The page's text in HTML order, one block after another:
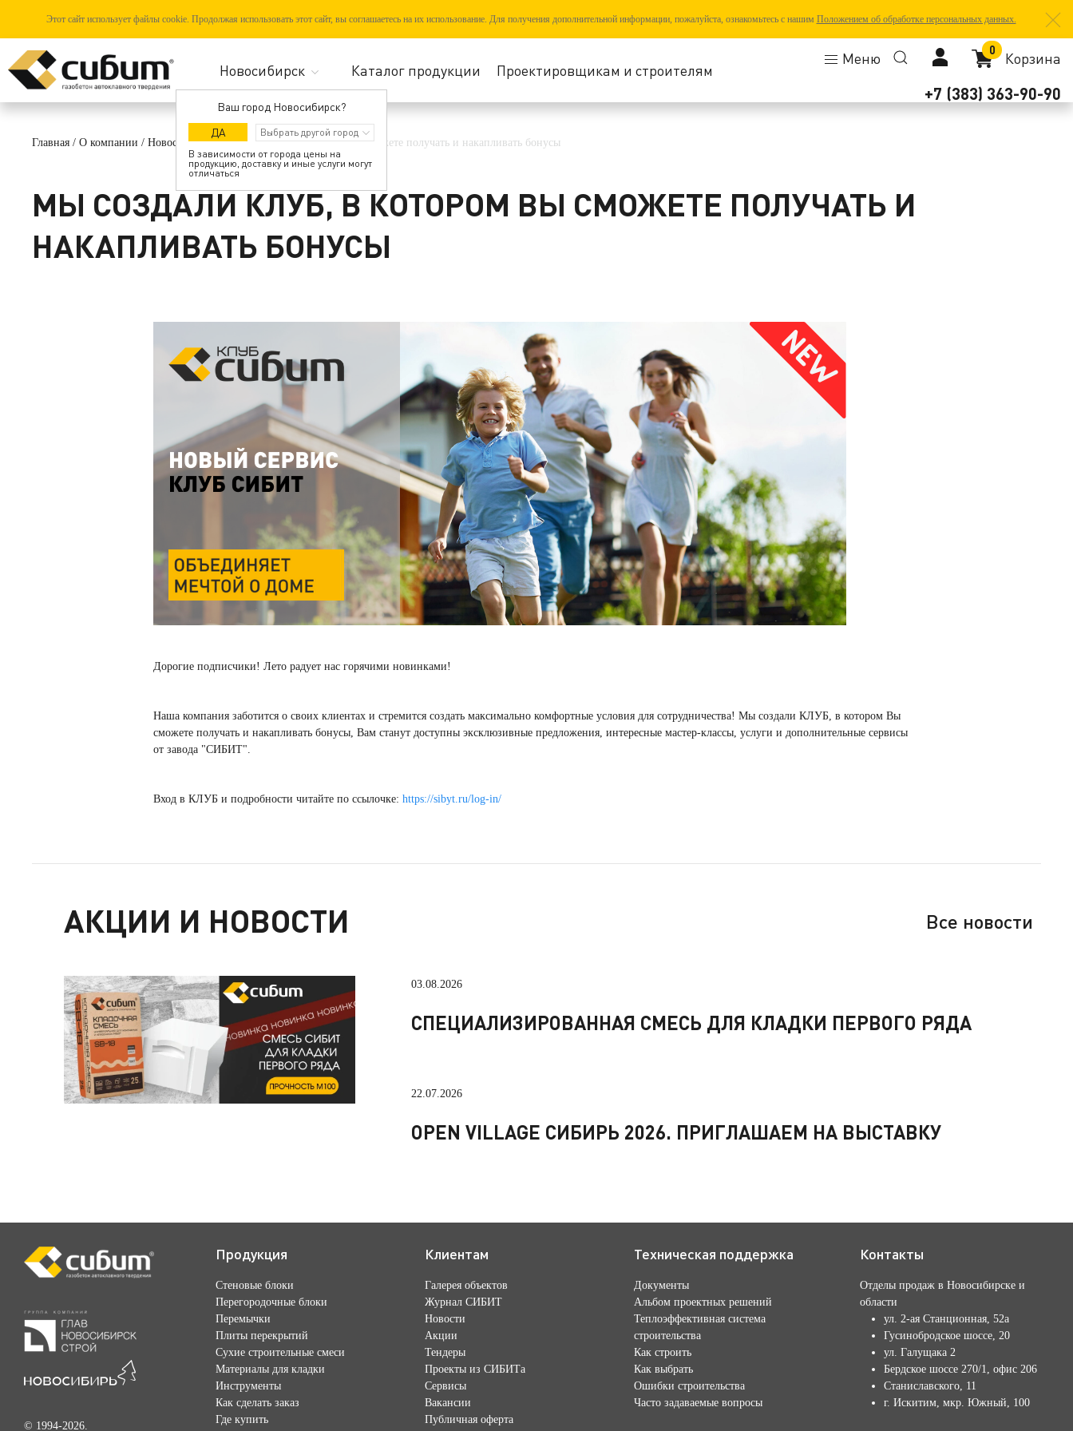
Этот сайт использует файлы cookie. Продолжая использовать этот сайт, вы соглашаетесь на их использование. Для получения дополнительной информации, пожалуйста, ознакомьтесь с нашим Положением об обработке персональных данных.
Ваш город Новосибирск?
ДА
В зависимости от города цены на
продукцию, доставку и иные услуги могут
отличаться
Каталог продукции Проектировщикам и строителям
Меню 0 Корзина
+7 (383) 363-90-90
Главная / О компании / Новости /Мы создали КЛУБ, в котором Вы сможете получать и накапливать бонусы
МЫ СОЗДАЛИ КЛУБ, В КОТОРОМ ВЫ СМОЖЕТЕ ПОЛУЧАТЬ И
НАКАПЛИВАТЬ БОНУСЫ
Дорогие подписчики! Лето радует нас горячими новинками!
Наша компания заботится о своих клиентах и стремится создать максимально комфортные условия для сотрудничества! Мы создали КЛУБ, в котором Вы
сможете получать и накапливать бонусы, Вам станут доступны эксклюзивные предложения, интересные мастер-классы, услуги и дополнительные сервисы
от завода "СИБИТ".
Вход в КЛУБ и подробности читайте по ссылочке: https://sibyt.ru/log-in/
АКЦИИ И НОВОСТИ Все новости
03.08.2026
СПЕЦИАЛИЗИРОВАННАЯ СМЕСЬ ДЛЯ КЛАДКИ ПЕРВОГО РЯДА
22.07.2026
OPEN VILLAGE СИБИРЬ 2026. ПРИГЛАШАЕМ НА ВЫСТАВКУ
© 1994-2026.
Продукция
Стеновые блоки
Перегородочные блоки
Перемычки
Плиты перекрытий
Сухие строительные смеси
Материалы для кладки
Инструменты
Как сделать заказ
Где купить
Клиентам
Галерея объектов
Журнал СИБИТ
Новости
Акции
Тендеры
Проекты из СИБИТа
Сервисы
Вакансии
Публичная оферта
Техническая поддержка
Документы
Альбом проектных решений
Теплоэффективная система
строительства
Как строить
Как выбрать
Ошибки строительства
Часто задаваемые вопросы
Контакты
Отделы продаж в Новосибирске и
области
ул. 2-ая Станционная, 52а
Гусинобродское шоссе, 20
ул. Галущака 2
Бердское шоссе 270/1, офис 206
Станиславского, 11
г. Искитим, мкр. Южный, 100